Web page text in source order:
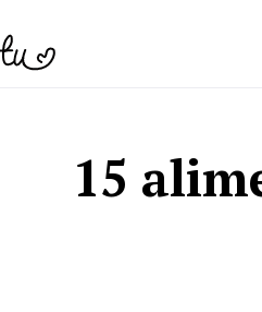
15
pe măsură ce